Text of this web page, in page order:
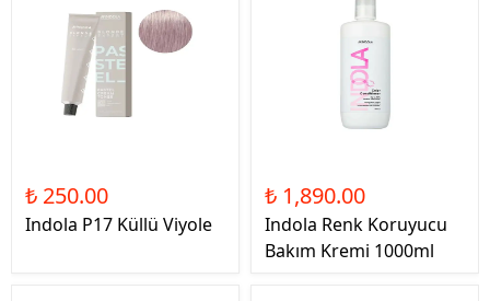
₺ 250.00
Indola P17 Küllü Viyole
₺ 1,890.00
Indola Renk Koruyucu
Bakım Kremi 1000ml